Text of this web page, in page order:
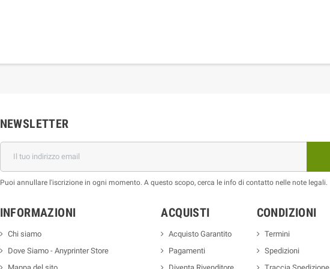
NEWSLETTER
Puoi annullare l'iscrizione in ogni momento. A questo scopo, cerca le info di contatto nelle note legali.
INFORMAZIONI
Chi siamo
Dove Siamo - Anyprinter Store
ACQUISTI
Acquisto Garantito
Pagamenti
CONDIZIONI
Termini
Spedizioni